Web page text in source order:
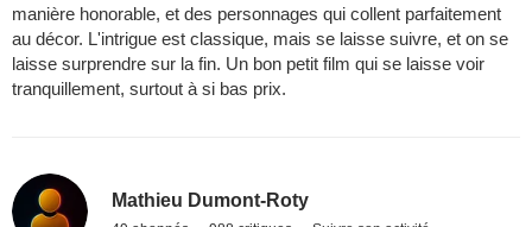
manière honorable, et des personnages qui collent parfaitement
au décor. L'intrigue est classique, mais se laisse suivre, et on se
laisse surprendre sur la fin. Un bon petit film qui se laisse voir
tranquillement, surtout à si bas prix.
Mathieu Dumont-Roty